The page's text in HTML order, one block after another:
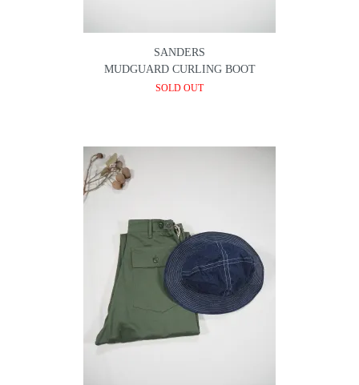
SANDERS
MUDGUARD CURLING BOOT
SOLD OUT